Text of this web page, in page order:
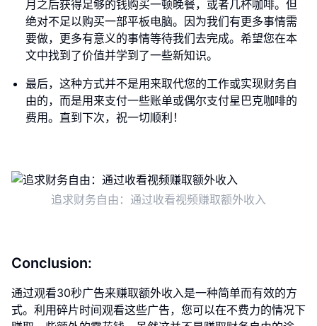
月之后获得足够的钱购买一顿晚餐，或者几杯咖啡。但
绝对不足以购买一部平板电脑。因为我们有更多事情需
要做，更多有意义的事情等待我们去完成。希望您在本
文中找到了价值并学到了一些新知识。
最后，这种方式并不是用来取代您的工作或实现财务自
由的，而是用来支付一些账单或偶尔支付星巴克咖啡的
费用。直到下次，祝一切顺利！
追求财务自由：通过收看视频赚取额外收入
Conclusion:
通过观看30秒广告来赚取额外收入是一种简单而有效的方
式。利用碎片时间观看这些广告，您可以在不费力的情况下